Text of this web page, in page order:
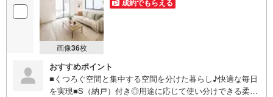
画像36枚
成約でもらえる
おすすめポイント
■くつろぐ空間と集中する空間を分けた暮らし♪快適な毎日
を実現■S（納戸）付き◎用途に応じて使い分けできる柔軟